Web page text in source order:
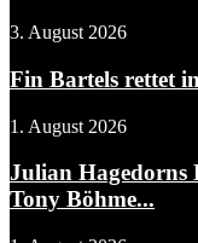
3. August 2026
Fin Bartels rettet
1. August 2026
Julian Hagedorns
Tony Böhme...